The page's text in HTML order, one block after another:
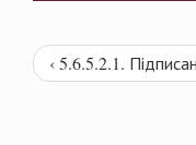
‹ 5.6.5.2.1.